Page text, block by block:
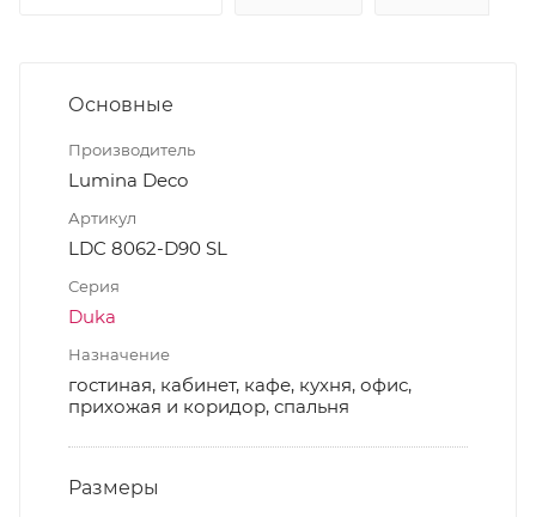
Основные
Производитель
Lumina Deco
Артикул
LDC 8062-D90 SL
Серия
Duka
Назначение
гостиная, кабинет, кафе, кухня, офис,
прихожая и коридор, спальня
Размеры